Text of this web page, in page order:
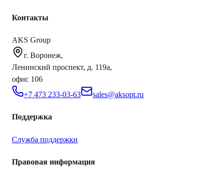
Контакты
AKS Group
г. Воронеж,
Ленинский проспект, д. 119а,
офис 106
+7 473 233-03-63
sales@aksopt.ru
Поддержка
Служба поддержки
Правовая информация